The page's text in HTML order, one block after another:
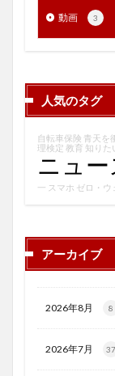
動画 3
人気のタグ
自転車保険 青天を
理検定 教育 知りた
ニュ
一 スマホ ゼロ・ウ
アーカイブ
2026年8月 8
2026年7月 37